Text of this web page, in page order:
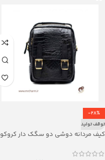
-28%
توقف تولید
کیف مردانه دوشی دو سگک دار کروکو